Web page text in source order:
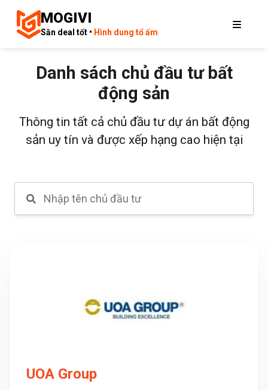
MOGIVI
Săn deal tốt • Hình dung tổ ấm
Danh sách chủ đầu tư bất
động sản
Thông tin tất cả chủ đầu tư dự án bất động
sản uy tín và được xếp hạng cao hiện tại
UOA Group